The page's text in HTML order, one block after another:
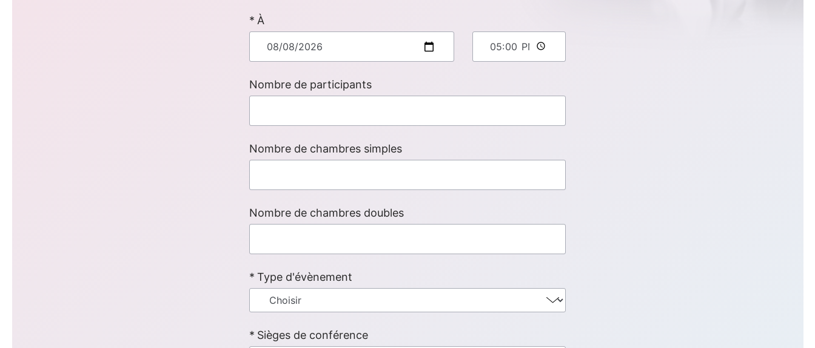
À
Nombre de participants
Nombre de chambres simples
Nombre de chambres doubles
Type d'évènement
Sièges de conférence